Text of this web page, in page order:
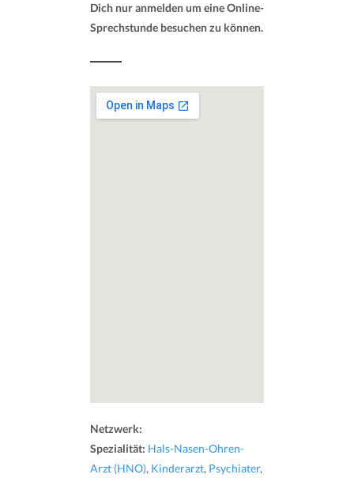
Dich nur anmelden um eine Online-
Sprechstunde besuchen zu können.
Netzwerk:
Spezialität: Hals-Nasen-Ohren-
Arzt (HNO), Kinderarzt, Psychiater,